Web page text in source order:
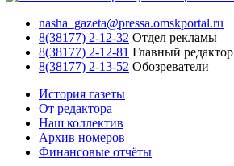
nasha_gazeta@pressa.omskportal.ru
8(38177) 2-12-32 Отдел рекламы
8(38177) 2-12-81 Главный редактор
8(38177) 2-13-52 Обозреватели
История газеты
От редактора
Наш коллектив
Архив номеров
Финансовые отчёты